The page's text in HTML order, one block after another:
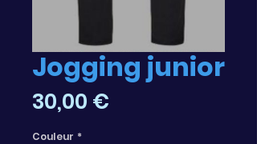
Jogging junior
30,00 €
Couleur *